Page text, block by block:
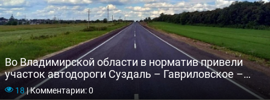
Во Владимирской области в норматив привели
участок автодороги Суздаль – Гавриловское –
Цибеево – Обращиха
18|Комментарии: 0